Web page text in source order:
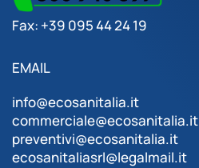
Fax: +39 095 44 24 19
EMAIL
info@ecosanitalia.it
commerciale@ecosanitalia.it
preventivi@ecosanitalia.it
ecosanitaliasrl@legalmail.it